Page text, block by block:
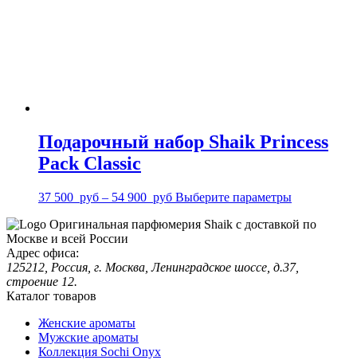
Подарочный набор Shaik Princess
Pack Classic
37 500 руб – 54 900 руб Выберите параметры
Оригинальная парфюмерия Shaik с доставкой по
Москве и всей России
Адрес офиса:
125212, Россия, г. Москва, Ленинградское шоссе, д.37,
строение 12.
Каталог товаров
Женские ароматы
Мужские ароматы
Коллекция Sochi Onyx